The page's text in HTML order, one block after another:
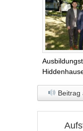
Beitrag